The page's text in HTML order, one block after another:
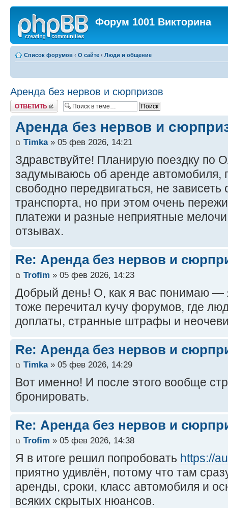
Форум 1001 Викторина
Список форумов ‹ О сайте ‹ Люди и общение
Аренда без нервов и сюрпризов
Ответить
Аренда без нервов и
Timka» 05 фев 2026, 14:21
Здравствуйте! Планирую поездку по
задумываюсь об аренде автомобиля,
свободно передвигаться, не
транспорта, но при этом очень
платежи и разные неприятные
отзывах.
Re: Аренда без нервов и
Trofim » 05 фев 2026, 14:23
Добрый день! О, как я вас понимаю —
тоже перечитал кучу форумов, где
доплаты, странные штрафы и
Re: Аренда без нервов и
Timka» 05 фев 2026, 14:29
Вот именно! И после этого вообще
бронировать.
Re: Аренда без нервов и
Trofim » 05 фев 2026, 14:38
Я в итоге решил попробовать https://
приятно удивлён, потому что там
аренды, сроки, класс автомобиля и
всяких скрытых нюансов.